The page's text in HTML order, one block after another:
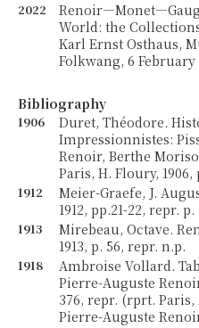
2022
World: the
Karl Ernst Osthaus,
Folkwang, 6 February
Bibliography
1906
Duret, Théodore.
Impressionnistes:
Renoir, Berthe
Paris, H. Floury, 1906,
1912
Meier-Graefe, J.
1912, pp.21-22, repr. p.
1913
Mirebeau, Octave.
1913, p. 56, repr. n.p.
1918
Ambroise Vollard.
Pierre-Auguste
376, repr. (rprt. Paris,
Pierre-Auguste